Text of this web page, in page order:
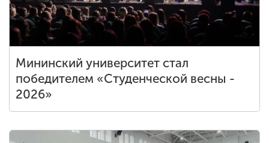
ENG SPN CHI
+7 (831) 262-26-20
Мининский университет стал
победителем «Студенческой весны -
2026»